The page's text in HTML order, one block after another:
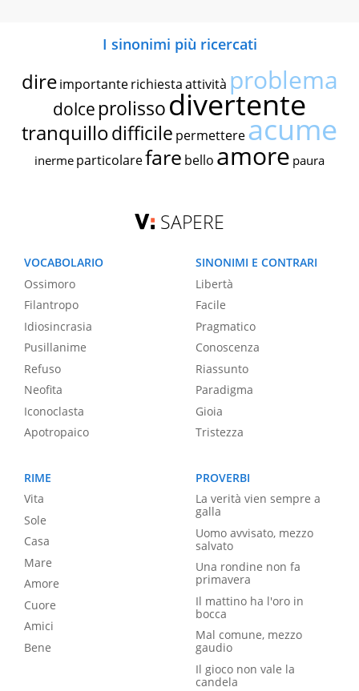
I sinonimi più ricercati
dire importante richiestaattività problema
dolce prolissodivertente
tranquillodifficile permettereacume
inerme particolarefare bello amore paura
SAPERE
VOCABOLARIO
Ossimoro
Filantropo
Idiosincrasia
Pusillanime
Refuso
Neofita
Iconoclasta
Apotropaico
SINONIMI E CONTRARI
Libertà
Facile
Pragmatico
Conoscenza
Riassunto
Paradigma
Gioia
Tristezza
RIME
Vita
Sole
Casa
Mare
Amore
Cuore
Amici
Bene
PROVERBI
La verità vien sempre a
galla
Uomo avvisato, mezzo
salvato
Una rondine non fa
primavera
Il mattino ha l'oro in
bocca
Mal comune, mezzo
gaudio
Il gioco non vale la
candela